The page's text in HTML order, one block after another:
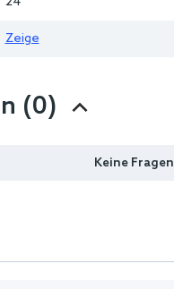
Zeige
(0)
Keine Fragen